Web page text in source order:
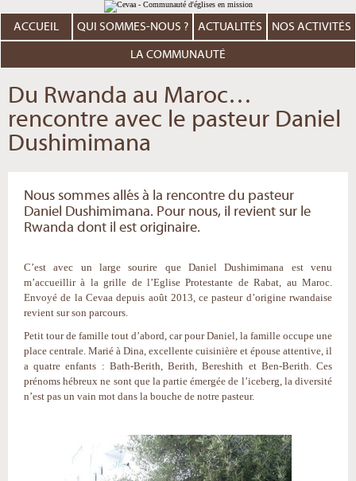
au
contenu.
Aller
personnels
ACCUEIL QUI SOMMES-NOUS ? ACTUALITÉS NOS ACTIVITÉS
LA COMMUNAUTÉ
Du Rwanda au Maroc…
rencontre avec le pasteur Daniel
Dushimimana
Nous sommes allés à la rencontre du pasteur
Daniel Dushimimana. Pour nous, il revient sur le
Rwanda dont il est originaire.
C’est avec un large sourire que Daniel Dushimimana est venu
m’accueillir à la grille de l’Eglise Protestante de Rabat, au Maroc.
Envoyé de la Cevaa depuis août 2013, ce pasteur d’origine rwandaise
revient sur son parcours.
Petit tour de famille tout d’abord, car pour Daniel, la famille occupe une
place centrale. Marié à Dina, excellente cuisinière et épouse attentive, il
a quatre enfants : Bath-Berith, Berith, Bereshith et Ben-Berith. Ces
prénoms hébreux ne sont que la partie émergée de l’iceberg, la diversité
n’est pas un vain mot dans la bouche de notre pasteur.